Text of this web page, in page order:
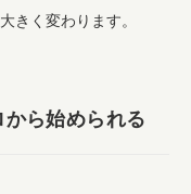
きく変わります。
ら始められる